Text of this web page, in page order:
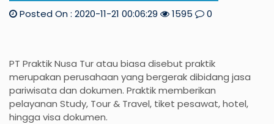
Posted On : 2020-11-21 00:06:29 1595 0
PT Praktik Nusa Tur atau biasa disebut praktik
merupakan perusahaan yang bergerak dibidang jasa
pariwisata dan dokumen. Praktik memberikan
pelayanan Study, Tour & Travel, tiket pesawat, hotel,
hingga visa dokumen.